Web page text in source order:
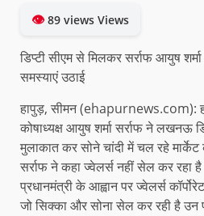
👁89 views Views
डिप्टी सीएम से मिलकर सर्राफ आयुष
समस्याएं उठाई
हापुड़, सीमन (ehapurnews.com):
कोषाध्यक्ष आयुष शर्मा सर्राफ ने लखनऊ
मुलाकात कर सोने चांदी में चल रहे
सर्राफ ने कहा ज्वेलर्स नहीं सेल कर रहा
प्रधानमंत्री के आह्वान पर ज्वेलर्स
जो सिक्का और सोना सेल कर रही है उन